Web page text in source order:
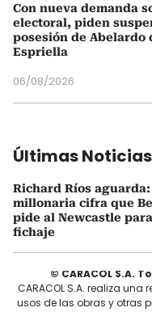
Con nueva demanda
electoral, piden
posesión de Abelardo
Espriella
06/08/2026
Últimas Noticias
Richard Ríos aguarda:
millonaria cifra que
pide al Newcastle
fichaje
© CARACOL S.A.
CARACOL S.A. realiza
usos de las obras y otras